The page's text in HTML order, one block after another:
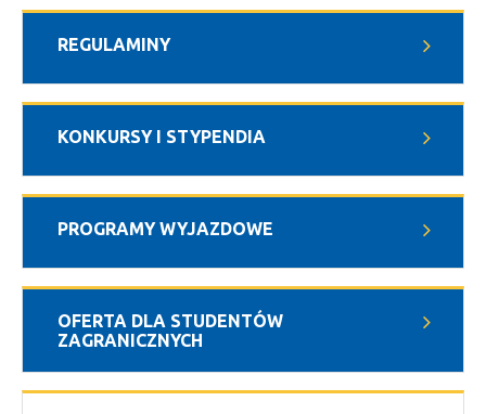
REGULAMINY
KONKURSY I STYPENDIA
PROGRAMY WYJAZDOWE
OFERTA DLA STUDENTÓW
ZAGRANICZNYCH